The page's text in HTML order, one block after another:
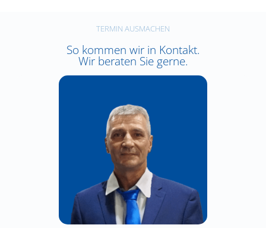
TERMIN AUSMACHEN
So kommen wir in Kontakt.
Wir beraten Sie gerne.